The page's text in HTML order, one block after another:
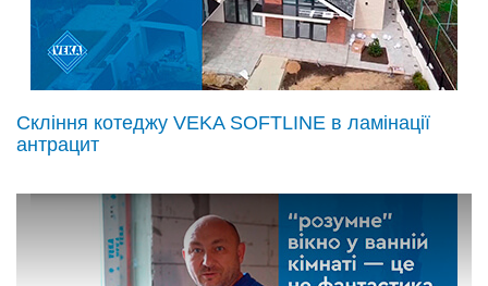
Скління котеджу VEKA SOFTLINE в ламінації
антрацит